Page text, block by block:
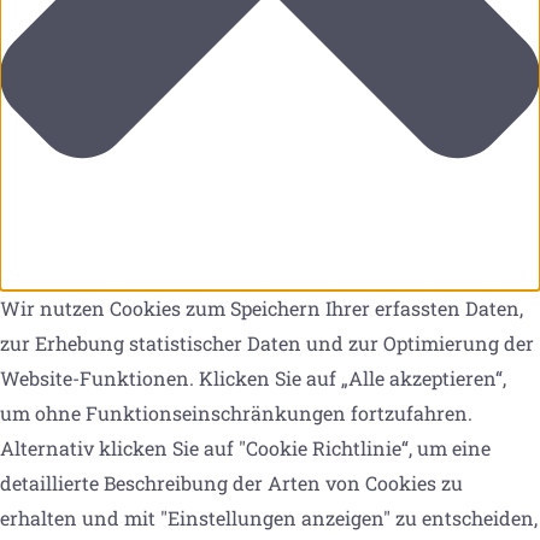
Wir nutzen Cookies zum Speichern Ihrer erfassten Daten,
zur Erhebung statistischer Daten und zur Optimierung der
Website-Funktionen. Klicken Sie auf „Alle akzeptieren“,
um ohne Funktionseinschränkungen fortzufahren.
Alternativ klicken Sie auf "Cookie Richtlinie“, um eine
detaillierte Beschreibung der Arten von Cookies zu
erhalten und mit "Einstellungen anzeigen" zu entscheiden,